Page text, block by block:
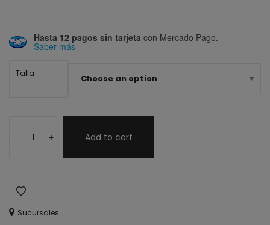
Hasta 12 pagos sin tarjeta con Mercado Pago.
Saber más
Talla
- + Add to cart
Sucursales